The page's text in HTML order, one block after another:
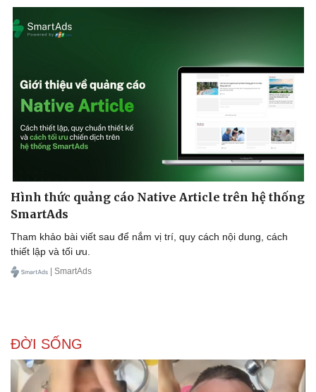
Hình thức quảng cáo Native Article trên hệ thống
SmartAds
Tham khảo bài viết sau để nắm vị trí, quy cách nội dung, cách
thiết lập và tối ưu.
| SmartAds
ĐỜI SỐNG